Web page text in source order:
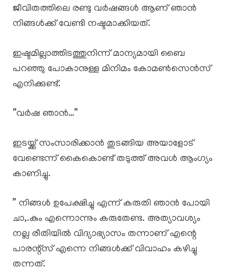
ജീവിതത്തിലെ രണ്ടു വർഷങ്ങൾ ആണ് ഞാൻ
നിങ്ങൾക്ക് വേണ്ടി നഷ്ടമാക്കിയത്.
ഇഷ്ടമില്ലാത്തിടത്തുനിന്ന് മാന്യമായി ബൈ
പറഞ്ഞു പോകാനുള്ള മിനിമം കോമൺസെൻസ്
എനിക്കുണ്ട്.
“വർഷ ഞാൻ…”
ഇടയ്ക്ക് സംസാരിക്കാൻ തുടങ്ങിയ അയാളോട്
വേണ്ടെന്ന് കൈകൊണ്ട് തടുത്ത് അവൾ ആംഗ്യം
കാണിച്ചു.
” നിങ്ങൾ ഉപേക്ഷിച്ചു എന്ന് കരുതി ഞാൻ പോയി
ചാ,.കും എന്നൊന്നും കരുതേണ്ട. അത്യാവശ്യം
നല്ല രീതിയിൽ വിദ്യാഭ്യാസം തന്നാണ് എന്റെ
പാരന്റ്സ് എന്നെ നിങ്ങൾക്ക് വിവാഹം കഴിച്ചു
തന്നത്.